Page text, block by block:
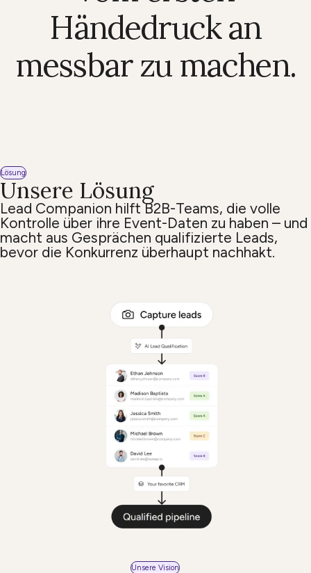
Händedruck an
messbar zu machen.
Lösung
Unsere Lösung
Lead Companion hilft B2B-Teams, die volle
Kontrolle über ihre Event-Daten zu haben – und
macht aus Gesprächen qualifizierte Leads,
bevor die Konkurrenz überhaupt nachhakt.
Unsere Vision